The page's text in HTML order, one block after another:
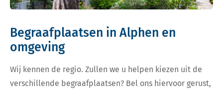
Begraafplaatsen in Alphen en
omgeving
Wij kennen de regio. Zullen we u helpen kiezen uit de
verschillende begraafplaatsen? Bel ons hiervoor gerust,